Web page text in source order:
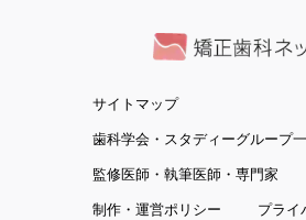
サイトマップ
歯科学会・スタディーグループ
監修医師・執筆医師・専門家
制作・運営ポリシー
プライ